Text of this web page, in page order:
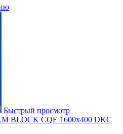
Быстрый просмотр
BLOCK CQE 1600х400 DKC